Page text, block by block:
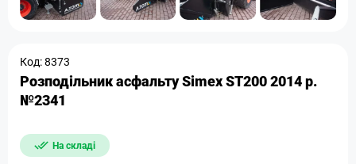
Код: 8373
Розподільник асфальту Simex ST200 2014 р.
№2341
На складі